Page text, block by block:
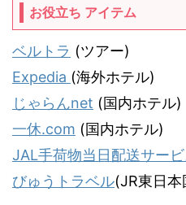
お役立ち アイテム
ベルトラ (ツアー)
Expedia (海外ホテル)
じゃらんnet (国内ホテル)
一休.com (国内ホテル)
JAL手荷物当日配送サービ
びゅうトラベル(JR東日